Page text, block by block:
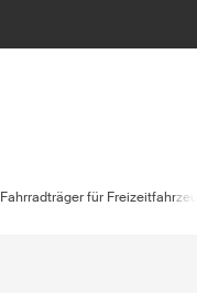
Fahrradträger für